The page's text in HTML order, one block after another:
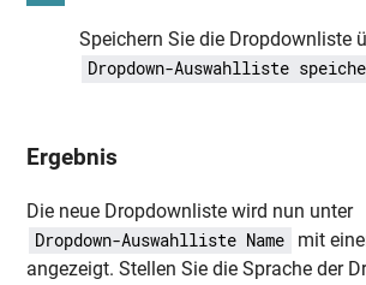
Speichern Sie die Dropdownliste
Dropdown-Auswahlliste
Ergebnis
Die neue Dropdownliste wird nun unter
Dropdown-Auswahlliste Name
mit
angezeigt. Stellen Sie die Sprache der